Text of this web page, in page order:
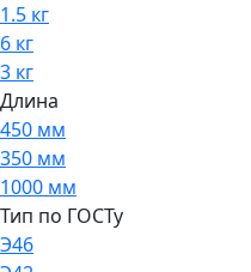
1.5 кг
6 кг
3 кг
Длина
450 мм
350 мм
1000 мм
Тип по ГОСТу
Э46